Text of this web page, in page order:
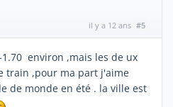
il y a 12 ans #5
environ ,mais les de ux
train ,pour ma part j'aime
de monde en été . la ville est